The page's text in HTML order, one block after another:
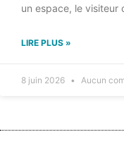
un espace, le visiteur
LIRE PLUS »
8 juin 2026 Aucun